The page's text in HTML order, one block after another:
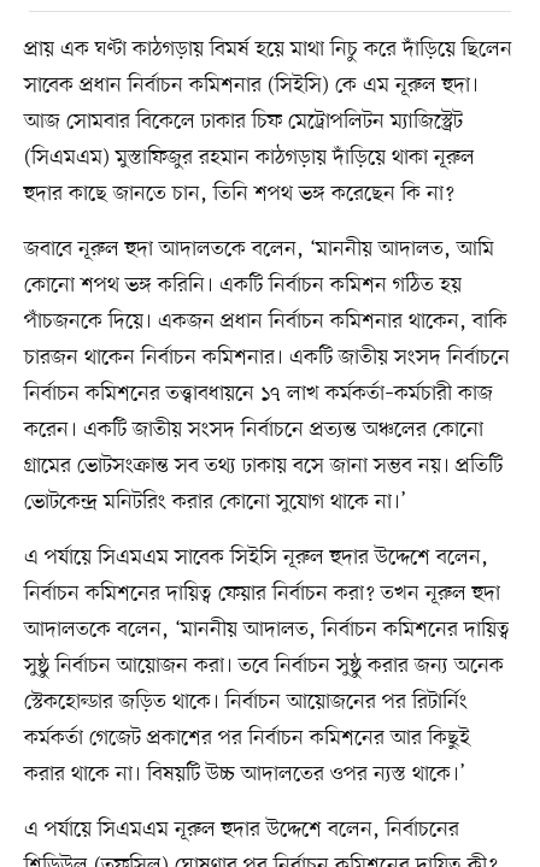
প্রায় এক ঘণ্টা কাঠগড়ায় বিমর্ষ হয়ে মাথা নিচু করে দাঁড়িয়ে ছিলেন
সাবেক প্রধান নির্বাচন কমিশনার (সিইসি) কে এম নূরুল হুদা।
আজ সোমবার বিকেলে ঢাকার চিফ মেট্রোপলিটন ম্যাজিস্ট্রেট
(সিএমএম) মুস্তাফিজুর রহমান কাঠগড়ায় দাঁড়িয়ে থাকা নূরুল
হুদার কাছে জানতে চান, তিনি শপথ ভঙ্গ করেছেন কি না?
জবাবে নূরুল হুদা আদালতকে বলেন, ‘মাননীয় আদালত, আমি
কোনো শপথ ভঙ্গ করিনি। একটি নির্বাচন কমিশন গঠিত হয়
পাঁচজনকে দিয়ে। একজন প্রধান নির্বাচন কমিশনার থাকেন, বাকি
চারজন থাকেন নির্বাচন কমিশনার। একটি জাতীয় সংসদ নির্বাচনে
নির্বাচন কমিশনের তত্ত্বাবধায়নে ১৭ লাখ কর্মকর্তা–কর্মচারী কাজ
করেন। একটি জাতীয় সংসদ নির্বাচনে প্রত্যন্ত অঞ্চলের কোনো
গ্রামের ভোটসংক্রান্ত সব তথ্য ঢাকায় বসে জানা সম্ভব নয়। প্রতিটি
ভোটকেন্দ্র মনিটরিং করার কোনো সুযোগ থাকে না।’
এ পর্যায়ে সিএমএম সাবেক সিইসি নূরুল হুদার উদ্দেশে বলেন,
নির্বাচন কমিশনের দায়িত্ব ফেয়ার নির্বাচন করা? তখন নূরুল হুদা
আদালতকে বলেন, ‘মাননীয় আদালত, নির্বাচন কমিশনের দায়িত্ব
সুষ্ঠু নির্বাচন আয়োজন করা। তবে নির্বাচন সুষ্ঠু করার জন্য অনেক
স্টেকহোল্ডার জড়িত থাকে। নির্বাচন আয়োজনের পর রিটার্নিং
কর্মকর্তা গেজেট প্রকাশের পর নির্বাচন কমিশনের আর কিছুই
করার থাকে না। বিষয়টি উচ্চ আদালতের ওপর ন্যস্ত থাকে।’
এ পর্যায়ে সিএমএম নূরুল হুদার উদ্দেশে বলেন, নির্বাচনের